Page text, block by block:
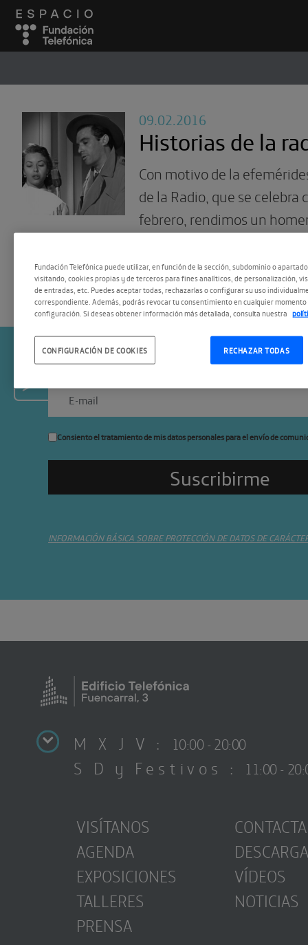
09.02.2016
Historias de la
Con motivo de la
de la Radio, que se celebra
febrero, rendimos un
Suscríbete a la
Consiento el tratamiento de mis datos personales para el envío de
INFORMACIÓN BÁSICA SOBRE PROTECCIÓN DE DATOS DE
M X J V : 10:00 - 20:00
S D y Festivos : 11:00 -
VISÍTANOS
AGENDA
EXPOSICIONES
TALLERES
PRENSA
CONTACTA
VÍDEOS
NOTICIAS
Fundación Telefónica puede utilizar, en función de la sección, subdominio o
visitando, cookies propias y de terceros para fines analíticos, de personalización,
de entradas, etc. Puedes aceptar todas, rechazarlas o configurar su uso
correspondiente. Además, podrás revocar tu consentimiento en cualquier momento
configuración. Si deseas obtener información más detallada, consulta nuestra
RECHAZAR TODAS
CONFIGURACIÓN DE COOKIES